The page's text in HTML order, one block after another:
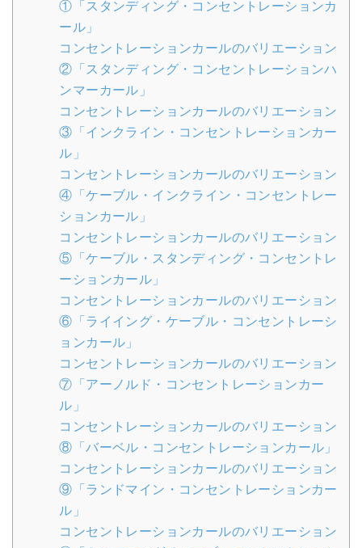
①「スタンディング・コンセントレーションカ
ール」
コンセントレーションカールのバリエーション
②「スタンディング・コンセントレーションハ
ンマーカール」
コンセントレーションカールのバリエーション
③「インクライン・コンセントレーションカー
ル」
コンセントレーションカールのバリエーション
④「ケーブル・インクライン・コンセントレー
ションカール」
コンセントレーションカールのバリエーション
⑤「ケーブル・スタンディング・コンセントレ
ーションカール」
コンセントレーションカールのバリエーション
⑥「ライイング・ケーブル・コンセントレーシ
ョンカール」
コンセントレーションカールのバリエーション
⑦「アーノルド・コンセントレーションカー
ル」
コンセントレーションカールのバリエーション
⑧「バーベル・コンセントレーションカール」
コンセントレーションカールのバリエーション
⑨「ランドマイン・コンセントレーションカー
ル」
コンセントレーションカールのバリエーション